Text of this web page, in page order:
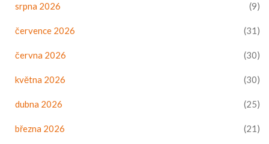
srpna 2026 (9)
července 2026 (31)
června 2026 (30)
května 2026 (30)
dubna 2026 (25)
března 2026 (21)